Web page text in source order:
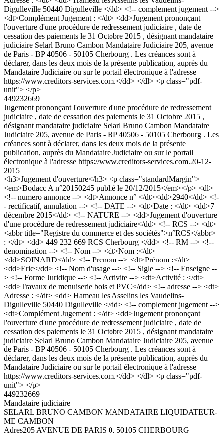
Digulleville 50440 Digulleville </dd> <!-- complement jugement -->
<dt>Complément Jugement : </dt> <dd>Jugement prononçant
l'ouverture d'une procédure de redressement judiciaire , date de
cessation des paiements le 31 Octobre 2015 , désignant mandataire
judiciaire Selarl Bruno Cambon Mandataire Judiciaire 205, avenue
de Paris - BP 40506 - 50105 Cherbourg . Les créances sont à
déclarer, dans les deux mois de la présente publication, auprès du
Mandataire Judiciaire ou sur le portail électronique à l'adresse
https://www.creditors-services.com.</dd> </dl> <p class="pdf-
unit"> </p>
449232669
Jugement prononçant l'ouverture d'une procédure de redressement
judiciaire , date de cessation des paiements le 31 Octobre 2015 ,
désignant mandataire judiciaire Selarl Bruno Cambon Mandataire
Judiciaire 205, avenue de Paris - BP 40506 - 50105 Cherbourg . Les
créances sont à déclarer, dans les deux mois de la présente
publication, auprès du Mandataire Judiciaire ou sur le portail
électronique à l'adresse https://www.creditors-services.com.20-12-
2015
<h3>Jugement d'ouverture</h3> <p class="standardMargin">
<em>Bodacc A n°20150245 publié le 20/12/2015</em></p> <dl>
<!-- numero annonce --> <dt>Annonce n° </dt><dd>2940</dd> <!-
- rectificatif, annulation --> <!-- DATE --> <dt>Date : </dt> <dd>7
décembre 2015</dd> <!-- NATURE --> <dd>Jugement d'ouverture
d'une procédure de redressement judiciaire</dd> <!-- RCS --> <dt>
<abbr title="Registre du commerce et des sociétés">n°RCS</abbr>
: </dt> <dd> 449 232 669 RCS Cherbourg </dd> <!-- RM --> <!--
denomination --> <!-- Nom --> <dt>Nom :</dt>
<dd>SOINARD</dd> <!-- Prenom --> <dt>Prénom :</dt>
<dd>Eric</dd> <!-- Nom d'usage --> <!-- Sigle --> <!-- Enseigne --
> <!-- Forme Juridique --> <!-- Activite --> <dt>Activité : </dt>
<dd>Travaux de menuiserie bois et PVC</dd> <!-- adresse --> <dt>
Adresse : </dt> <dd> Hameau les Asselins les Vaudelins-
Digulleville 50440 Digulleville </dd> <!-- complement jugement -->
<dt>Complément Jugement : </dt> <dd>Jugement prononçant
l'ouverture d'une procédure de redressement judiciaire , date de
cessation des paiements le 31 Octobre 2015 , désignant mandataire
judiciaire Selarl Bruno Cambon Mandataire Judiciaire 205, avenue
de Paris - BP 40506 - 50105 Cherbourg . Les créances sont à
déclarer, dans les deux mois de la présente publication, auprès du
Mandataire Judiciaire ou sur le portail électronique à l'adresse
https://www.creditors-services.com.</dd> </dl> <p class="pdf-
unit"> </p>
449232669
Mandataire judiciaire
SELARL BRUNO CAMBON MANDATAIRE LIQUIDATEUR-
ME CAMBON
Adres205 AVENUE DE PARIS 0, 50105 CHERBOURG